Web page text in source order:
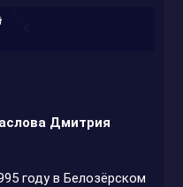
Дмитрия
году в Белозёрском